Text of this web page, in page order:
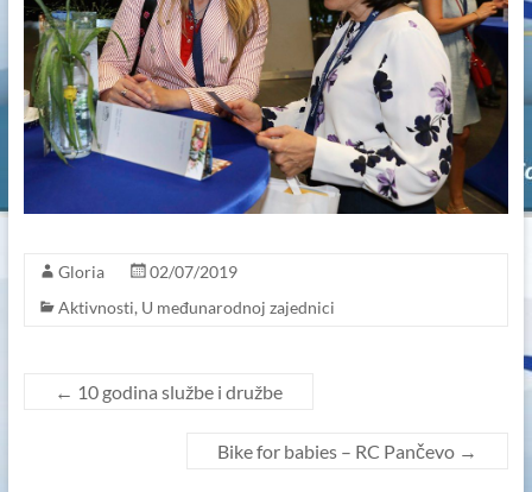
Gloria
02/07/2019
Aktivnosti, U međunarodnoj zajednici
← 10 godina službe i družbe
Bike for babies – RC Pančevo →